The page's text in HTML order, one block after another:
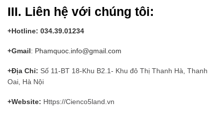
III. Liên hệ với chúng tôi:
+Hotline: 034.39.01234
+Gmail : Phamquoc.info@gmail.com
+Địa Chỉ: Số 11-BT 18-Khu B2.1- Khu đô Thị Thanh Hà, Thanh
Oai, Hà Nội
+Website: Https://Cienco5land.vn